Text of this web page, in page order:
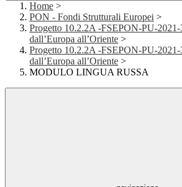
Home >
PON - Fondi Strutturali Europei >
Progetto 10.2.2A -FSEPON-PU-2021-
dall’Europa all’Oriente >
Progetto 10.2.2A -FSEPON-PU-2021-
dall’Europa all’Oriente >
MODULO LINGUA RUSSA